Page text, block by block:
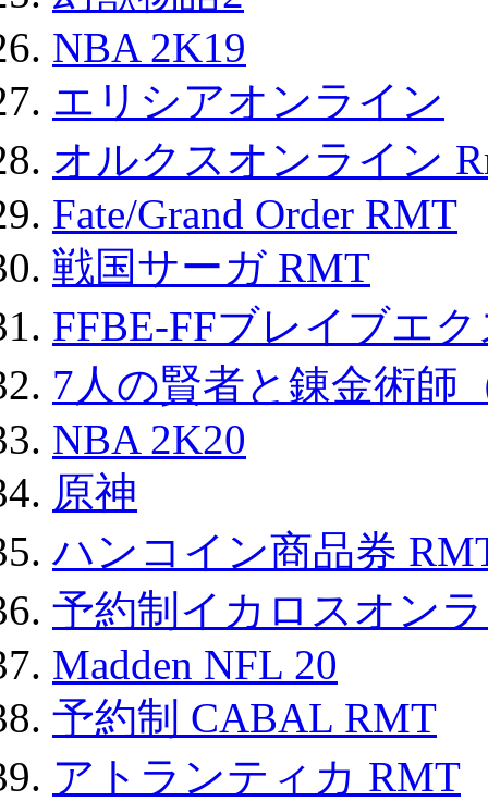
NBA 2K19
エリシアオンライン
オルクスオンライン
Fate/Grand Order RMT
戦国サーガ RMT
FFBE-FFブレイブエ
7人の賢者と錬金術師
NBA 2K20
原神
ハンコイン商品券
予約制イカロスオン
Madden NFL 20
予約制 CABAL RMT
アトランティカ RMT